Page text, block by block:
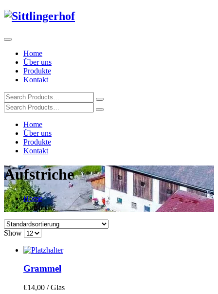
Home
Über uns
Produkte
Kontakt
Home
Über uns
Produkte
Kontakt
Aufstriche
Home
Aufstriche
Show
Grammel
€14,00 / Glas